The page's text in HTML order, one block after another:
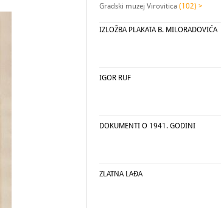
Gradski muzej Virovitica (102) >
IZLOŽBA PLAKATA B. MILORADOVIĆA
IGOR RUF
DOKUMENTI O 1941. GODINI
ZLATNA LAĐA